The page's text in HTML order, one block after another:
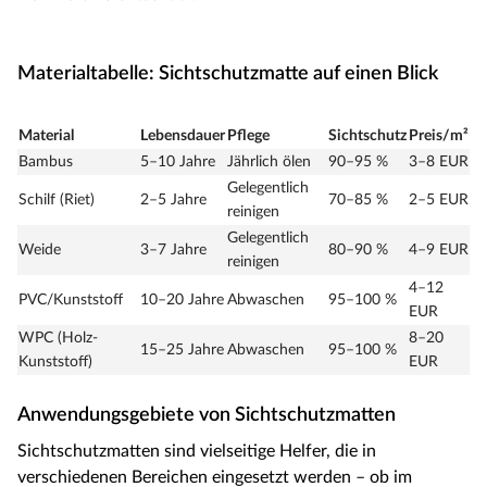
Materialtabelle: Sichtschutzmatte auf einen Blick
Material Lebensdauer Pflege Sichtschutz Preis/m²
Bambus
5–10 Jahre Jährlich ölen 90–95 % 3–8 EUR
Schilf (Riet) 2–5 Jahre
Gelegentlich
reinigen
70–85 % 2–5 EUR
Weide 3–7 Jahre
Gelegentlich
reinigen
80–90 % 4–9 EUR
PVC/Kunststoff 10–20 Jahre Abwaschen 95–100 %
4–12
EUR
WPC (Holz-
Kunststoff)
15–25 Jahre Abwaschen 95–100 %
8–20
EUR
Anwendungsgebiete von Sichtschutzmatten
Sichtschutzmatten sind vielseitige Helfer, die in
verschiedenen Bereichen eingesetzt werden – ob im